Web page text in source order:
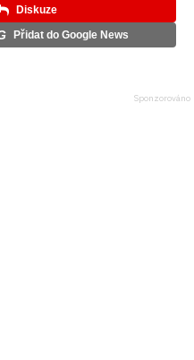
Diskuze
Přidat do Google News